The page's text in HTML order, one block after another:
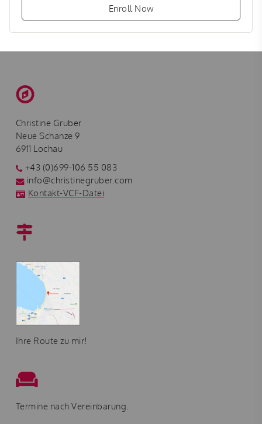
Enroll Now
Christine Gruber
Neue Schanze 9
6911 Lochau
+43 (0)699-106 55 083
info@christinegruber.com
Kontakt-VCF-Datei
Ihre Route zu mir!
Termine nach Vereinbarung.